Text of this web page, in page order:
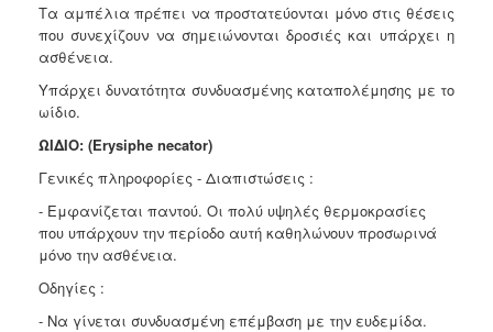
Τα αμπέλια πρέπει να προστατεύονται μόνο στις θέσεις
που συνεχίζουν να σημειώνονται δροσιές και υπάρχει η
ασθένεια.
Υπάρχει δυνατότητα συνδυασμένης καταπολέμησης με το
ωίδιο.
ΩΙΔΙΟ: (Erysiphe necator)
Γενικές πληροφορίες - Διαπιστώσεις :
- Εμφανίζεται παντού. Οι πολύ υψηλές θερμοκρασίες
που υπάρχουν την περίοδο αυτή καθηλώνουν προσωρινά
μόνο την ασθένεια.
Οδηγίες :
- Να γίνεται συνδυασμένη επέμβαση με την ευδεμίδα.